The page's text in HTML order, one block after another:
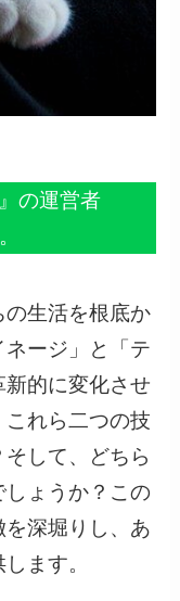
の運営者
生活を根底か
ージ」と「テ
的に変化させ
れら二つの技
して、どちら
ょうか？この
深堀りし、あ
ます。